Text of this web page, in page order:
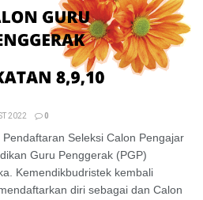
2022 0
Seleksi Calon Pengajar
Guru Penggerak (PGP)
Kemendikbudristek kembali
diri sebagai dan Calon